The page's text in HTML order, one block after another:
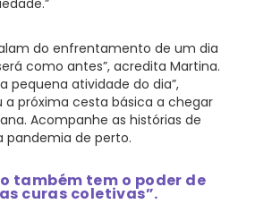
do enfrentamento de um dia
como antes”, acredita Martina.
pequena atividade do dia”,
a próxima cesta básica a chegar
Acompanhe as histórias de
de perto.
também tem o poder de
curas coletivas”.